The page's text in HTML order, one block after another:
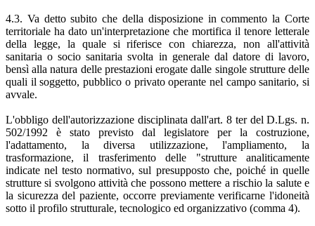
4.3. Va detto subito che della disposizione in commento la Corte
territoriale ha dato un'interpretazione che mortifica il tenore letterale
della legge, la quale si riferisce con chiarezza, non all'attività
sanitaria o socio sanitaria svolta in generale dal datore di lavoro,
bensì alla natura delle prestazioni erogate dalle singole strutture delle
quali il soggetto, pubblico o privato operante nel campo sanitario, si
avvale.
L'obbligo dell'autorizzazione disciplinata dall'art. 8 ter del D.Lgs. n.
502/1992 è stato previsto dal legislatore per la costruzione,
l'adattamento, la diversa utilizzazione, l'ampliamento, la
trasformazione, il trasferimento delle "strutture analiticamente
indicate nel testo normativo, sul presupposto che, poiché in quelle
strutture si svolgono attività che possono mettere a rischio la salute e
la sicurezza del paziente, occorre previamente verificarne l'idoneità
sotto il profilo strutturale, tecnologico ed organizzativo (comma 4).